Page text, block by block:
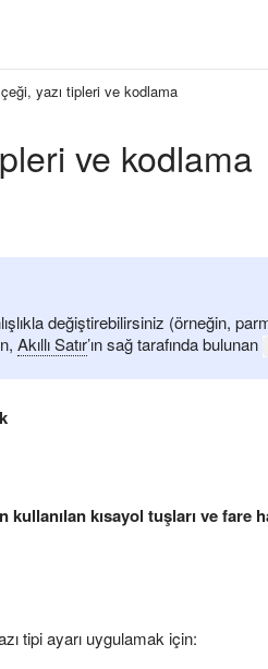
yazı tipleri ve kodlama
ve kodlama
değiştirebilirsiniz (örneğin,
Akıllı Satır’ın sağ tarafında bulunan
kısayol tuşları ve fare
tipi ayarı uygulamak için: